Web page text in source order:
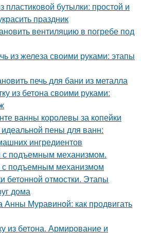
пластиковой бутылки: простой и
праздник
вентиляцию в погребе под
из железа своими руками: этапы
печь для бани из металла
из бетона своими руками:
ванны королевы за копейки
пены для ванн:
ингредиентов
с подъемным механизмом.
с подъемным механизмом
бетонной отмостки. Этапы
дома
Анны Муравиной: как продвигать
из бетона. Армирование и